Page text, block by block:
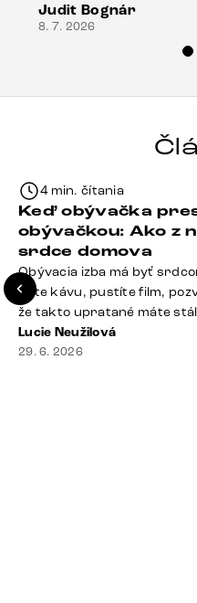
Vincze pri riešení
veľmi korektne.
Judit Bognár
8. 7. 2026
4 min. čítania
Keď obývačka
obývačkou: Ako z
srdce domova
Obývacia izba má byť
dáte kávu, pustíte film,
že takto upratané máte
sedačky, ovládač záhadne
slúži ako odkladisko
Lucie Neužilová
29. 6. 2026